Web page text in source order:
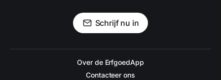
Schrijf nu in
Over de ErfgoedApp
Contacteer ons